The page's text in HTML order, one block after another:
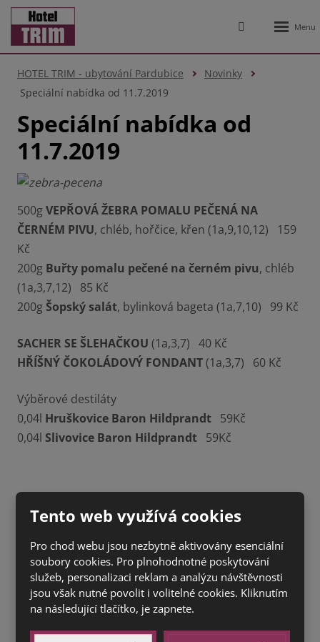
Vyhledávání
HOTEL TRIM - ubytování Pardubice
Novinky
Speciální nabídka od 11.7.2019
Speciální nabídka od
11.7.2019
500gVEPŘOVÁ ŽEBRA POMALU PEČENÁ NA
ČERNÉM PIVU, chléb, hořčice, křen (1a,9,10,12) 159
Kč
200g Buřty pomalu pečené na černém pivu, chléb
(1a,3,7,12) 85 Kč
200g Šopský salát, bylinková bageta (1a,7,10) 99 Kč
SACHER SE ŠLEHAČKOU (1a,3,7) 40 Kč
HŘÍŠNÝ ČOKOLÁDOVÝ FONDANT(1a,3,7) 60 Kč
Výběrové destiláty
0,04l Hruškovice Baron Hildprandt 59Kč
0,04l Slivovice Baron Hildprandt 59Kč
Tento web využívá cookies
Pro chod webu jsou nezbytně aktivovány esenciální
soubory cookies. Pro plnohodnotné poskytování
služeb, personalizaci reklam a analýzu návštěvnosti
jsou však nutné povolit i volitelné cookies. Kliknutím
na následující tlačítko, je zapnete.